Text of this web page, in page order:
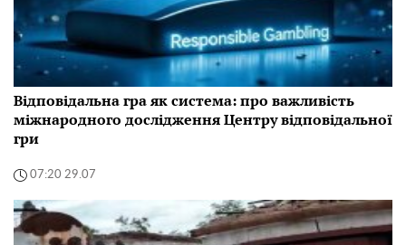
Відповідальна гра як система: про важливість
міжнародного дослідження Центру відповідальної
гри
07:20 29.07